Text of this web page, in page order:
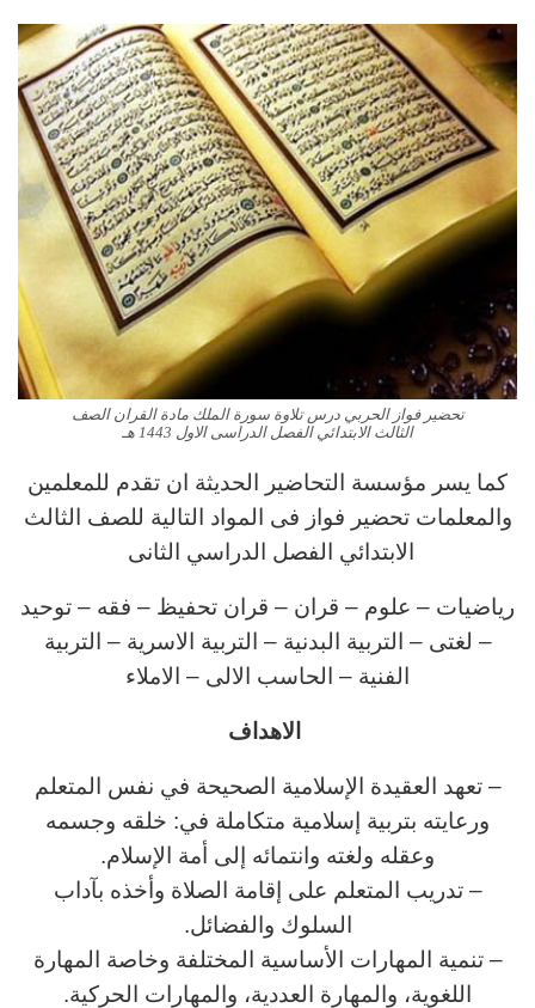
تحضير فواز الحربي درس تلاوة سورة الملك مادة القران الصف
الثالث الابتدائي الفصل الدراسى الاول 1443 هـ
كما يسر مؤسسة التحاضير الحديثة ان تقدم للمعلمين
والمعلمات تحضير فواز فى المواد التالية للصف الثالث
الابتدائي الفصل الدراسي الثانى
رياضيات – علوم – قران – قران تحفيظ – فقه – توحيد
– لغتى – التربية البدنية – التربية الاسرية – التربية
الفنية – الحاسب الالى – الاملاء
الاهداف
– تعهد العقيدة الإسلامية الصحيحة في نفس المتعلم
ورعايته بتربية إسلامية متكاملة في: خلقه وجسمه
وعقله ولغته وانتمائه إلى أمة الإسلام.
– تدريب المتعلم على إقامة الصلاة وأخذه بآداب
السلوك والفضائل.
– تنمية المهارات الأساسية المختلفة وخاصة المهارة
اللغوية، والمهارة العددية، والمهارات الحركية.